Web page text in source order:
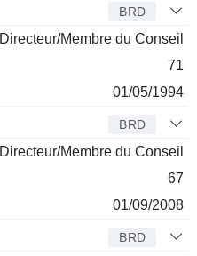
BRD
Directeur/Membre du Conseil
71
01/05/1994
BRD
Directeur/Membre du Conseil
67
01/09/2008
BRD